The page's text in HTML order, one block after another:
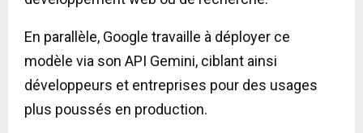
En parallèle, Google travaille à déployer ce
modèle via son API Gemini, ciblant ainsi
développeurs et entreprises pour des usages
plus poussés en production.